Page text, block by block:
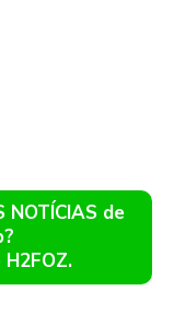
NOTÍCIAS de